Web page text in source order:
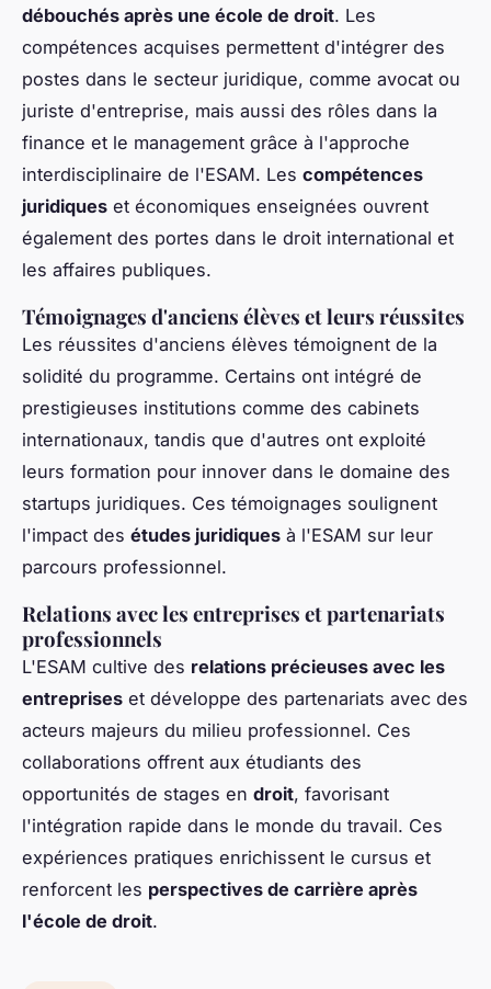
débouchés après une école de droit. Les
compétences acquises permettent d'intégrer des
postes dans le secteur juridique, comme avocat ou
juriste d'entreprise, mais aussi des rôles dans la
finance et le management grâce à l'approche
interdisciplinaire de l'ESAM. Les compétences
juridiques et économiques enseignées ouvrent
également des portes dans le droit international et
les affaires publiques.
Témoignages d'anciens élèves et leurs réussites
Les réussites d'anciens élèves témoignent de la
solidité du programme. Certains ont intégré de
prestigieuses institutions comme des cabinets
internationaux, tandis que d'autres ont exploité
leurs formation pour innover dans le domaine des
startups juridiques. Ces témoignages soulignent
l'impact des études juridiques à l'ESAM sur leur
parcours professionnel.
Relations avec les entreprises et partenariats
professionnels
L'ESAM cultive des relations précieuses avec les
entreprises et développe des partenariats avec des
acteurs majeurs du milieu professionnel. Ces
collaborations offrent aux étudiants des
opportunités de stages en droit, favorisant
l'intégration rapide dans le monde du travail. Ces
expériences pratiques enrichissent le cursus et
renforcent les perspectives de carrière après
l'école de droit.